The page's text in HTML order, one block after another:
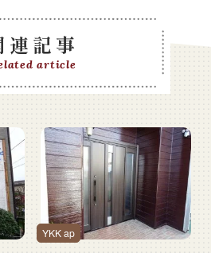
連記事
article
YKK ap